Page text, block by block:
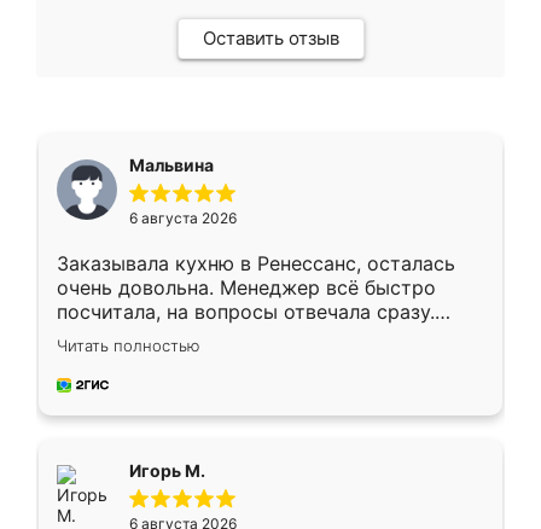
Оставить отзыв
Мальвина
6 августа 2026
Заказывала кухню в Ренессанс, осталась
очень довольна. Менеджер всё быстро
посчитала, на вопросы отвечала сразу.
Замерщик приехал в субботу, подошёл к
делу со всей ответственностью. Собрали
за день, ребята работали аккуратно, даже
Читать полностью
Игорь М.
6 августа 2026